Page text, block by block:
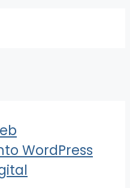
WordPress